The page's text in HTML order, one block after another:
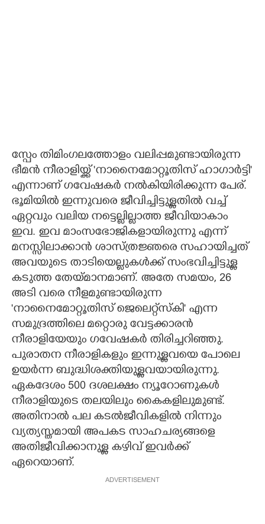
സ്പേം തിമിംഗലത്തോളം വലിപ്പമുണ്ടായിരുന്ന
ഭീമൻ നീരാളിയ്ക്ക് 'നാനൈമോറ്റൂതിസ് ഹാഗാർട്ടി'
എന്നാണ് ഗവേഷകർ നൽകിയിരിക്കുന്ന പേര്.
ഭൂമിയിൽ ഇന്നുവരെ ജീവിച്ചിട്ടുള്ളതിൽ വച്ച്
ഏറ്റവും വലിയ നട്ടെല്ലില്ലാത്ത ജീവിയാകാം
ഇവ. ഇവ മാംസഭോജികളായിരുന്നു എന്ന്
മനസ്സിലാക്കാൻ ശാസ്ത്രജ്ഞരെ സഹായിച്ചത്
അവയുടെ താടിയെല്ലുകൾക്ക് സംഭവിച്ചിട്ടുള്ള
കടുത്ത തേയ്മാനമാണ്. അതേ സമയം, 26
അടി വരെ നീളമുണ്ടായിരുന്ന
'നാനൈമോറ്റൂതിസ് ജെലെറ്റ്സ്കി' എന്ന
സമുദ്രത്തിലെ മറ്റൊരു വേട്ടക്കാരൻ
നീരാളിയേയും ഗവേഷകർ തിരിച്ചറിഞ്ഞു.
പുരാതന നീരാളികളും ഇന്നുള്ളവയെ പോലെ
ഉയർന്ന ബുദ്ധിശക്തിയുള്ളവയായിരുന്നു.
ഏകദേശം 500 ദശലക്ഷം ന്യൂറോണുകൾ
നീരാളിയുടെ തലയിലും കൈകളിലുമുണ്ട്.
അതിനാൽ പല കടൽജീവികളിൽ നിന്നും
വ്യത്യസ്തമായി അപകട സാഹചര്യങ്ങളെ
അതിജീവിക്കാനുള്ള കഴിവ് ഇവർക്ക്
ഏറെയാണ്.
ADVERTISEMENT